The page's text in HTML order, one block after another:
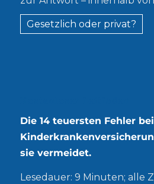
Gesetzlich oder privat?
Die 14 teuersten Fehler
sie vermeidet.
Lesedauer: 9 Minuten; alle